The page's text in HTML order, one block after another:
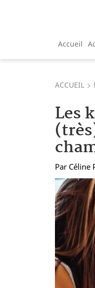
Accueil
ACCUEIL
Les
Par Céline